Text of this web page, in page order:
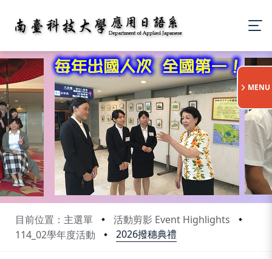
目前位置：主選單
活動剪影 Event Highlights
114_02學年度活動
2026撥穗典禮
:::
MENU